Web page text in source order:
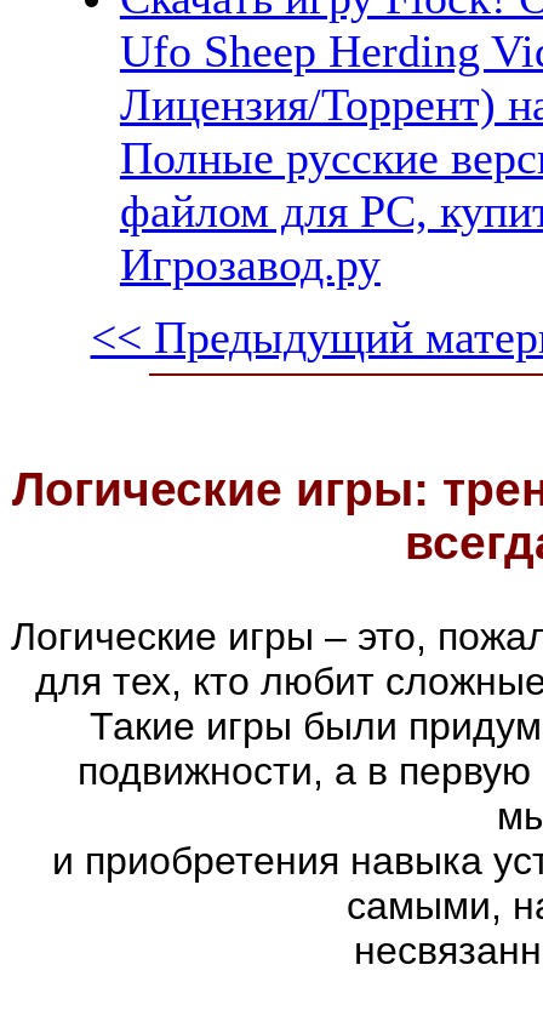
Ufo Sheep Herding
Лицензия/Торрент)
Полные русские
файлом для PC,
Игрозавод.ру
<< Предыдущий
Логические игры:
Логические игры – это,
для тех, кто любит
Такие игры были
подвижности, а в первую
и приобретения навыка
самыми,